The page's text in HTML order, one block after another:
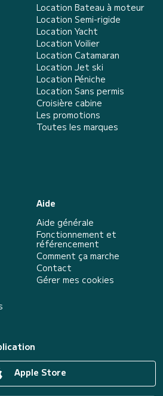
Location Bateau à moteur
Location Semi-rigide
Location Yacht
Location Voilier
Location Catamaran
Location Jet ski
Location Péniche
Location Sans permis
Croisière cabine
Les promotions
Toutes les marques
Aide
Aide générale
Fonctionnement et
référencement
Comment ça marche
Contact
Gérer mes cookies
Apple Store